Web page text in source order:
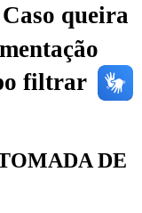
Caso queira
filtrar
DE